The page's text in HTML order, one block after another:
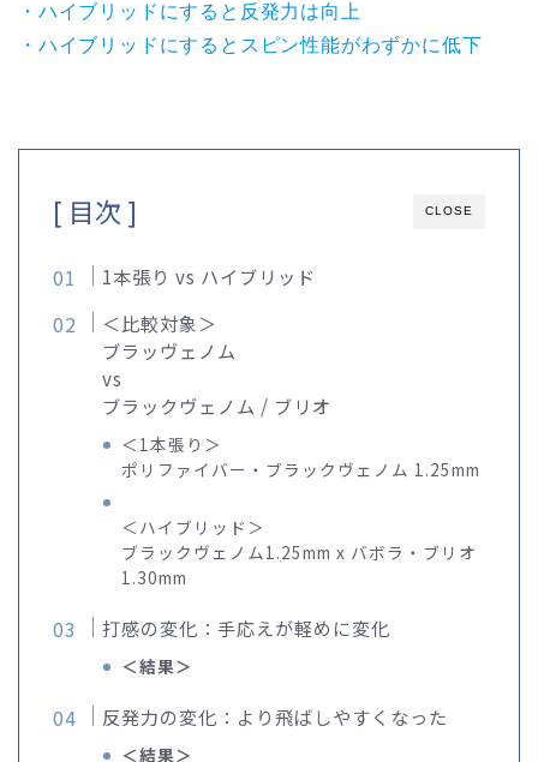
・ハイブリッドにすると反発力は向上
・ハイブリッドにするとスピン性能がわずかに低下
CLOSE
[ 目次 ]
1本張り vs ハイブリッド
＜比較対象＞
ブラッヴェノム
vs
ブラックヴェノム / ブリオ
＜1本張り＞
ポリファイバー・ブラックヴェノム 1.25mm
＜ハイブリッド＞
ブラックヴェノム1.25mm x バボラ・ブリオ
1.30mm
打感の変化：手応えが軽めに変化
＜結果＞
反発力の変化：より飛ばしやすくなった
＜結果＞